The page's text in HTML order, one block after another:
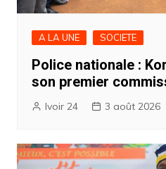
A LA UNE SOCIETE
Police nationale :
son premier
Ivoir 24 3 août 2026